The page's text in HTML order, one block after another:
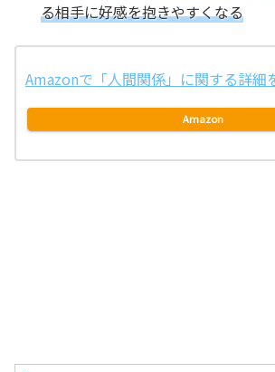
る相手に好感を抱きやすくなる
Amazonで「人間関係」に関する詳細
Amazon